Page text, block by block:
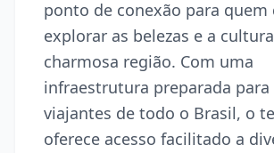
ponto de conexão para quem
explorar as belezas e a
charmosa região. Com uma
infraestrutura preparada para
viajantes de todo o Brasil, o
oferece acesso facilitado a